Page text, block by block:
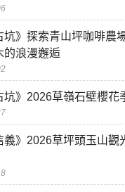
坑》探索青山坪咖啡農
的浪漫邂逅
坑》2026草嶺石壁櫻花
義》2026草坪頭玉山觀